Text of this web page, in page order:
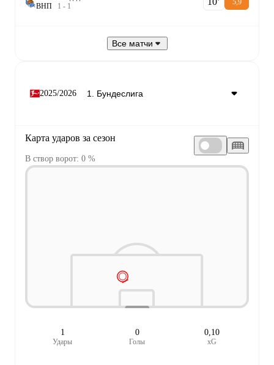
ВНП 1 - 1 5,9
Все матчи
2025/2026
Карта ударов за сезон
В створ ворот: 0 %
1
Удары
0
Голы
0,10
xG